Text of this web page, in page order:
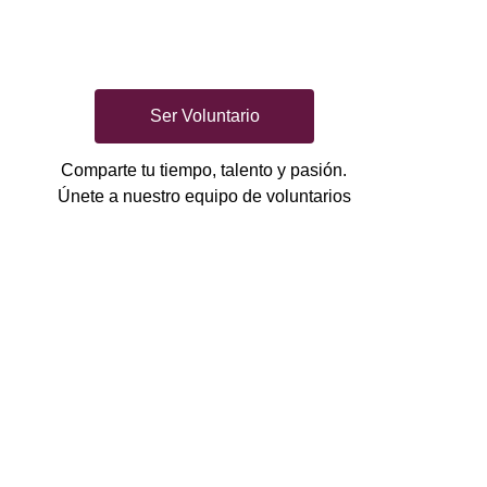
Comparte tu tiempo, talento y pasión.
Únete a nuestro equipo de voluntarios
Ser Voluntario